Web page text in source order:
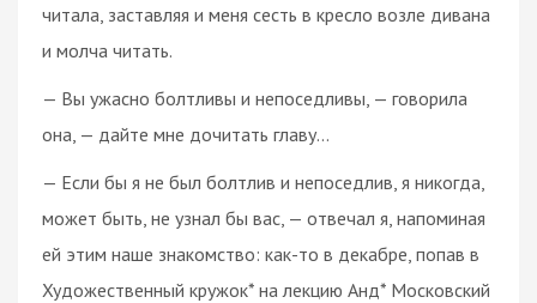
читала, заставляя и меня сесть в кресло возле дивана
и молча читать.
— Вы ужасно болтливы и непоседливы, — говорила
она, — дайте мне дочитать главу…
— Если бы я не был болтлив и непоседлив, я никогда,
может быть, не узнал бы вас, — отвечал я, напоминая
ей этим наше знакомство: как-то в декабре, попав в
Художественный кружок* на лекцию Анд* Московский